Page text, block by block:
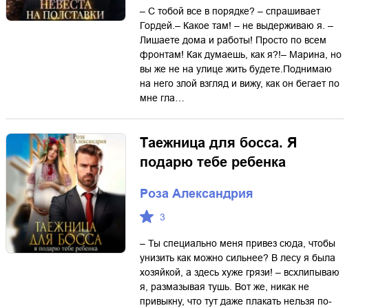
– С тобой все в порядке? – спрашивает
Гордей.– Какое там! – не выдерживаю я. –
Лишаете дома и работы! Просто по всем
фронтам! Как думаешь, как я?!– Марина, но
вы же не на улице жить будете.Поднимаю
на него злой взгляд и вижу, как он бегает по
мне гла…
Таежница для босса. Я
подарю тебе ребенка
Роза Александрия
3
– Ты специально меня привез сюда, чтобы
унизить как можно сильнее? В лесу я была
хозяйкой, а здесь хуже грязи! – всхлипываю
я, размазывая тушь. Вот же, никак не
привыкну, что тут даже плакать нельзя по-